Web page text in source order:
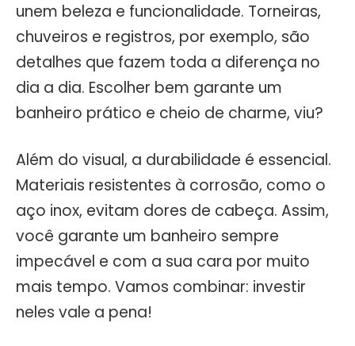
unem beleza e funcionalidade. Torneiras,
chuveiros e registros, por exemplo, são
detalhes que fazem toda a diferença no
dia a dia. Escolher bem garante um
banheiro prático e cheio de charme, viu?
Além do visual, a durabilidade é essencial.
Materiais resistentes à corrosão, como o
aço inox, evitam dores de cabeça. Assim,
você garante um banheiro sempre
impecável e com a sua cara por muito
mais tempo. Vamos combinar: investir
neles vale a pena!